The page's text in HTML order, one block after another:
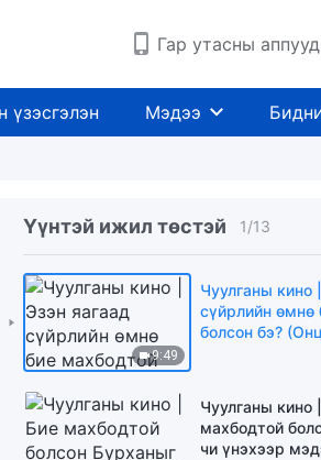
Гар утасны аппууд
үзэсгэлэн Мэдээ
Үүнтэй ижил төстэй 1/13
9:49
Чуулганы кино
сүйрлийн өмнө
болсон бэ?
Чуулганы кино
махбодтой
чи үнэхээр